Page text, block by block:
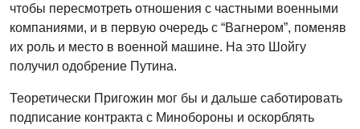
чтобы пересмотреть отношения с частными военными
компаниями, и в первую очередь с “Вагнером”, поменяв
их роль и место в военной машине. На это Шойгу
получил одобрение Путина.
Теоретически Пригожин мог бы и дальше саботировать
подписание контракта с Минобороны и оскорблять